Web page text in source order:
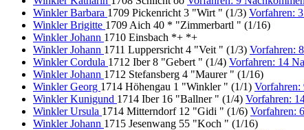
Winkler Barbara 1709 Pickenricht 3 "Wirt " (1/3) Vorfahren:
Winkler Brigitte 1709 Aich 40 * "Zimmerbartl " (1/16)
Winkler Johann 1710 Einsbach *+ *+
Winkler Johann 1711 Luppersricht 4 "Veit " (1/3) Vorfahren:
Winkler Cordula 1712 Iber 8 "Gebert " (1/4) Vorfahren: 14
Winkler Johann 1712 Stefansberg 4 "Maurer " (1/16)
Winkler Georg 1714 Höhengau 1 "Winkler " (1/1) Vorfahren:
Winkler Kunigund 1714 Iber 16 "Ballner " (1/4) Vorfahren:
Winkler Ursula 1714 Mitterndorf 12 "Gidi " (1/6) Vorfahren:
Winkler Johann 1715 Jesenwang 55 "Koch " (1/16)